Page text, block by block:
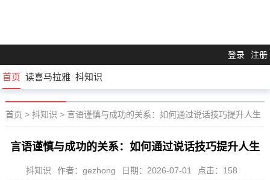
登录 注册
首页 读喜马拉雅 抖知识
首页 > 抖知识 > 言语谨慎与成功的关系：如何通过说话技巧提升人生
言语谨慎与成功的关系：如何通过说话技巧提升人生
抖知识 作者：gezhong 日期：2026-07-01 点击：158